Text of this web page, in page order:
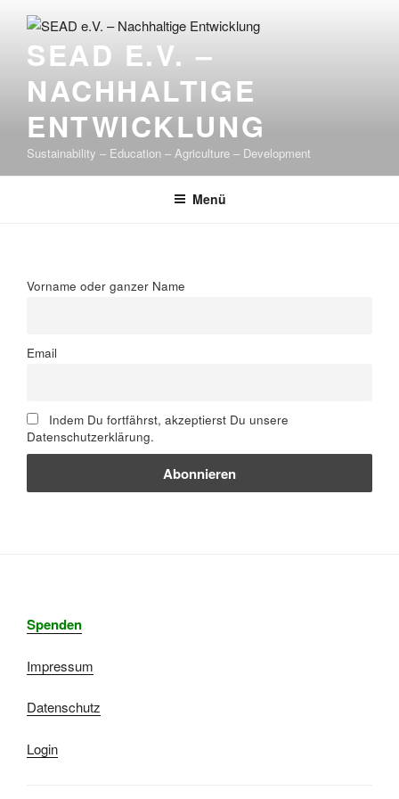
Inhalt
springenSEAD E.V. –
NACHHALTIGE
ENTWICKLUNG
Sustainability – Education – Agriculture – Development
Menü
Vorname oder ganzer Name
Email
Indem Du fortfährst, akzeptierst Du unsere
Datenschutzerklärung.
Spenden
Impressum
Datenschutz
Login